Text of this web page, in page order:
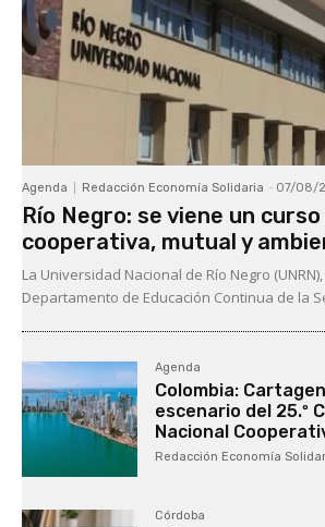
Agenda Redacción Economía Solidaria - 07/08/
Río Negro: se viene un
cooperativa, mutual y
La Universidad Nacional de Río Negro
Departamento de Educación Continua de la
Agenda
Colombia:
escenario del 25.º
Nacional
Redacción Economía
Córdoba